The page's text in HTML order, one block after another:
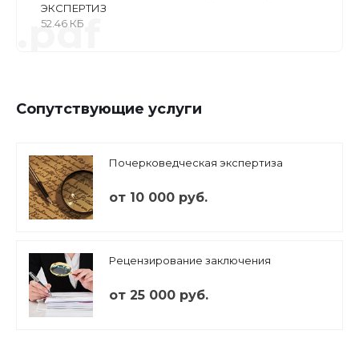
ЭКСПЕРТИЗ
52.46 КБ
.pdf
Сопутствующие услуги
Почерковедческая экспертиза
от 10 000 руб.
Рецензирование заключения
от 25 000 руб.